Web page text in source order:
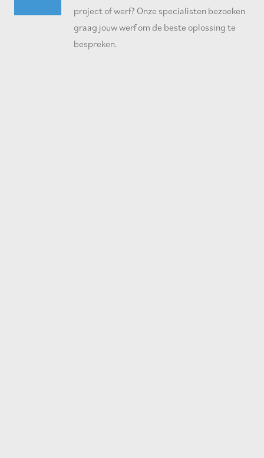
project of werf? Onze specialisten bezoeken
graag jouw werf om de beste oplossing te
bespreken.